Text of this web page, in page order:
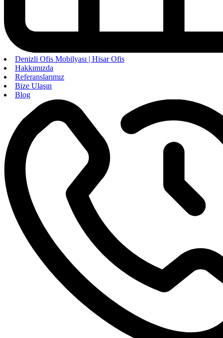
Denizli Ofis Mobilyası | Hisar Ofis
Hakkımızda
Referanslarımız
Bize Ulaşın
Blog